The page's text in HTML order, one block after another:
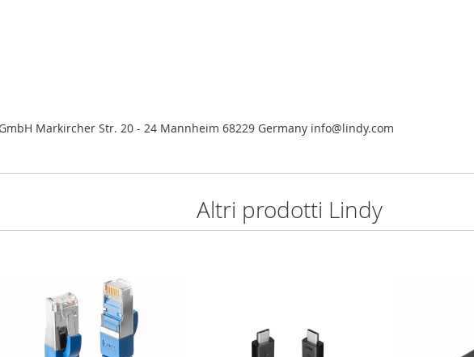
Markircher Str. 20 - 24 Mannheim 68229 Germany info@lindy.com
Altri prodotti Lindy